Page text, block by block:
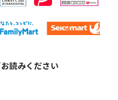
読みください